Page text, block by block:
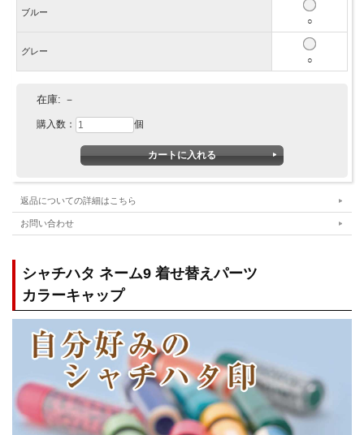
ブルー
○
グレー
○
在庫: －
購入数： 個
返品についての詳細はこちら
お問い合わせ
シャチハタ ネーム9 着せ替えパーツ
カラーキャップ